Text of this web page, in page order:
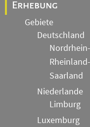
Erhebung
Gebiete
Deutschland
Saarland
Niederlande
Limburg
Luxemburg